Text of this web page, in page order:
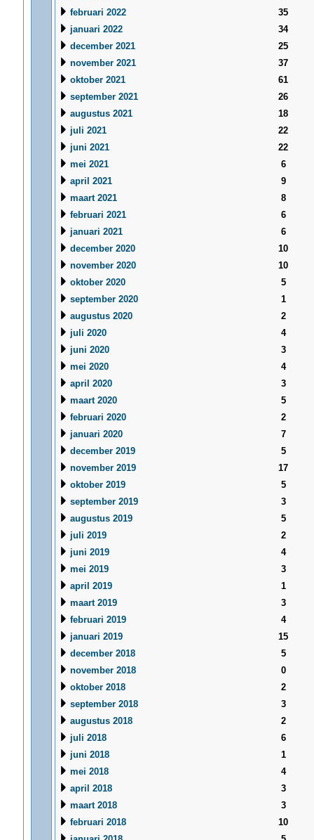
februari 2022
35
januari 2022
34
december 2021
25
november 2021
37
oktober 2021
61
september 2021
26
augustus 2021
18
juli 2021
22
juni 2021
22
mei 2021
6
april 2021
9
maart 2021
8
februari 2021
6
januari 2021
6
december 2020
10
november 2020
10
oktober 2020
5
september 2020
1
augustus 2020
2
juli 2020
4
juni 2020
3
mei 2020
4
april 2020
3
maart 2020
5
februari 2020
2
januari 2020
7
december 2019
5
november 2019
17
oktober 2019
5
september 2019
3
augustus 2019
5
juli 2019
2
juni 2019
4
mei 2019
3
april 2019
1
maart 2019
3
februari 2019
4
januari 2019
15
december 2018
5
november 2018
0
oktober 2018
2
september 2018
3
augustus 2018
2
juli 2018
6
juni 2018
1
mei 2018
4
april 2018
3
maart 2018
3
februari 2018
10